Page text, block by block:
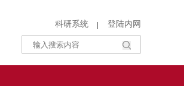
登陆内网
科研系统